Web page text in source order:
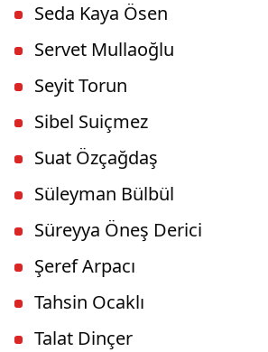
Seda Kaya Ösen
Servet Mullaoğlu
Seyit Torun
Sibel Suiçmez
Suat Özçağdaş
Süleyman Bülbül
Süreyya Öneş Derici
Şeref Arpacı
Tahsin Ocaklı
Talat Dinçer